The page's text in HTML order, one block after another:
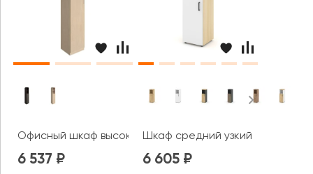
Офисный шкаф высокий узкий правый 1 средняя
6 537
Шкаф средний узкий левый
6 605